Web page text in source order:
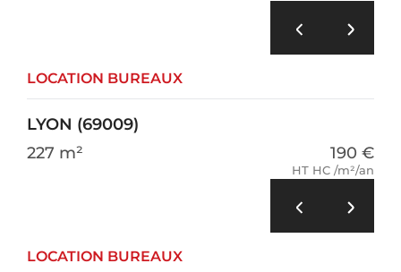
LOCATION BUREAUX
LYON (69009)
227 m²
190 €
HT HC /m²/an
LOCATION BUREAUX